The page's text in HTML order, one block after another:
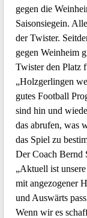
gegen die
Saisonsiegein.
der Twister.
gegen Weinheim
Twister den Platz
„Holzgerlingen
gutes Football
sind hin und
das abrufen, was
das Spiel zu
Der Coach Bernd
„Aktuell ist
mit angezogener
und Auswärts
Wenn wir es